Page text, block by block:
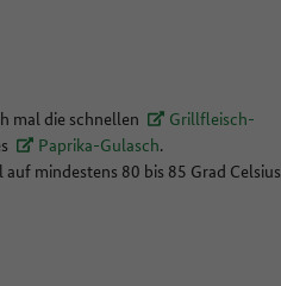
mal die schnellen
Grillfleisch-
Paprika-Gulasch.
mindestens 80 bis 85 Grad Celsius